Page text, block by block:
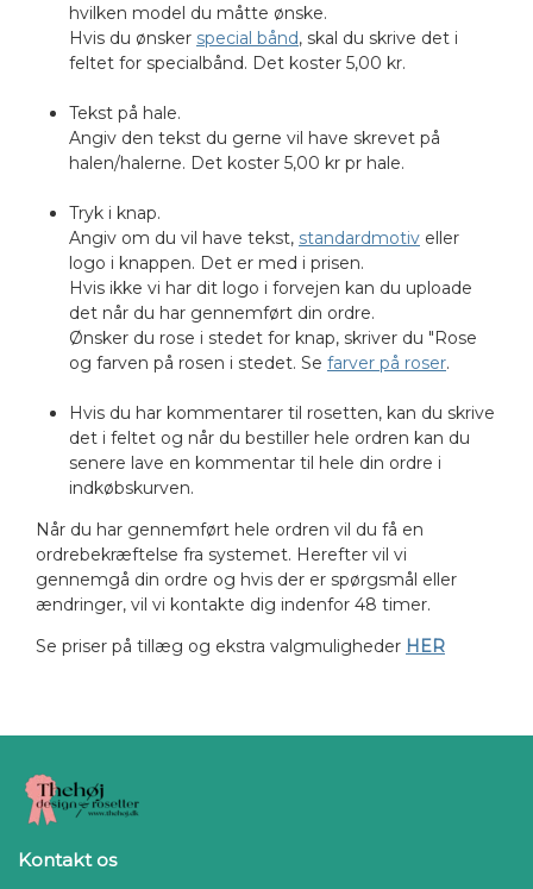
hvilken model du måtte ønske.
Hvis du ønsker special bånd, skal du skrive det i
feltet for specialbånd. Det koster 5,00 kr.
Tekst på hale.
Angiv den tekst du gerne vil have skrevet på
halen/halerne. Det koster 5,00 kr pr hale.
Tryk i knap.
Angiv om du vil have tekst, standardmotiv eller
logo i knappen. Det er med i prisen.
Hvis ikke vi har dit logo i forvejen kan du uploade
det når du har gennemført din ordre.
Ønsker du rose i stedet for knap, skriver du "Rose
og farven på rosen i stedet. Se farver på roser.
Hvis du har kommentarer til rosetten, kan du skrive
det i feltet og når du bestiller hele ordren kan du
senere lave en kommentar til hele din ordre i
indkøbskurven.
Når du har gennemført hele ordren vil du få en
ordrebekræftelse fra systemet. Herefter vil vi
gennemgå din ordre og hvis der er spørgsmål eller
ændringer, vil vi kontakte dig indenfor 48 timer.
Se priser på tillæg og ekstra valgmuligheder HER
Kontakt os